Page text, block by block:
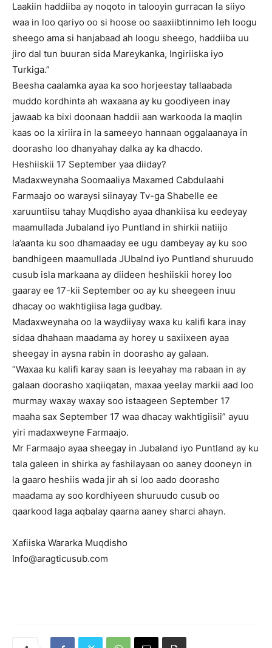
Laakiin haddiiba ay noqoto in talooyin gurracan la siiyo
waa in loo qariyo oo si hoose oo saaxiibtinnimo leh loogu
sheego ama si hanjabaad ah loogu sheego, haddiiba uu
jiro dal tun buuran sida Mareykanka, Ingiriiska iyo
Turkiga.”
Beesha caalamka ayaa ka soo horjeestay tallaabada
muddo kordhinta ah waxaana ay ku goodiyeen inay
jawaab ka bixi doonaan haddii aan warkooda la maqlin
kaas oo la xiriira in la sameeyo hannaan oggalaanaya in
doorasho loo dhanyahay dalka ay ka dhacdo.
Heshiiskii 17 September yaa diiday?
Madaxweynaha Soomaaliya Maxamed Cabdulaahi
Farmaajo oo waraysi siinayay Tv-ga Shabelle ee
xaruuntiisu tahay Muqdisho ayaa dhankiisa ku eedeyay
maamullada Jubaland iyo Puntland in shirkii natiijo
la’aanta ku soo dhamaaday ee ugu dambeyay ay ku soo
bandhigeen maamullada JUbalnd iyo Puntland shuruudo
cusub isla markaana ay diideen heshiiskii horey loo
gaaray ee 17-kii September oo ay ku sheegeen inuu
dhacay oo wakhtigiisa laga gudbay.
Madaxweynaha oo la waydiiyay waxa ku kalifi kara inay
sidaa dhahaan maadama ay horey u saxiixeen ayaa
sheegay in aysna rabin in doorasho ay galaan.
“Waxaa ku kalifi karay saan is leeyahay ma rabaan in ay
galaan doorasho xaqiiqatan, maxaa yeelay markii aad loo
murmay waxay waxay soo istaageen September 17
maaha sax September 17 waa dhacay wakhtigiisii” ayuu
yiri madaxweyne Farmaajo.
Mr Farmaajo ayaa sheegay in Jubaland iyo Puntland ay ku
tala galeen in shirka ay fashilayaan oo aaney dooneyn in
la gaaro heshiis wada jir ah si loo aado doorasho
maadama ay soo kordhiyeen shuruudo cusub oo
qaarkood laga aqbalay qaarna aaney sharci ahayn.
Xafiiska Wararka Muqdisho
Info@aragticusub.com